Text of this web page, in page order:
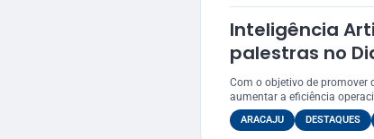
Inteligência
palestras no
Com o objetivo de
aumentar a eficiência
ARACAJU DESTAQUES